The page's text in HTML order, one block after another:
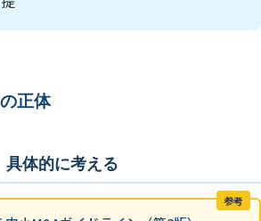
正体
具体的に考える
参考